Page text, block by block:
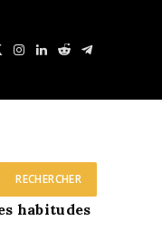
Instagram
LinkedIn
RedditTélégramme
habitudes